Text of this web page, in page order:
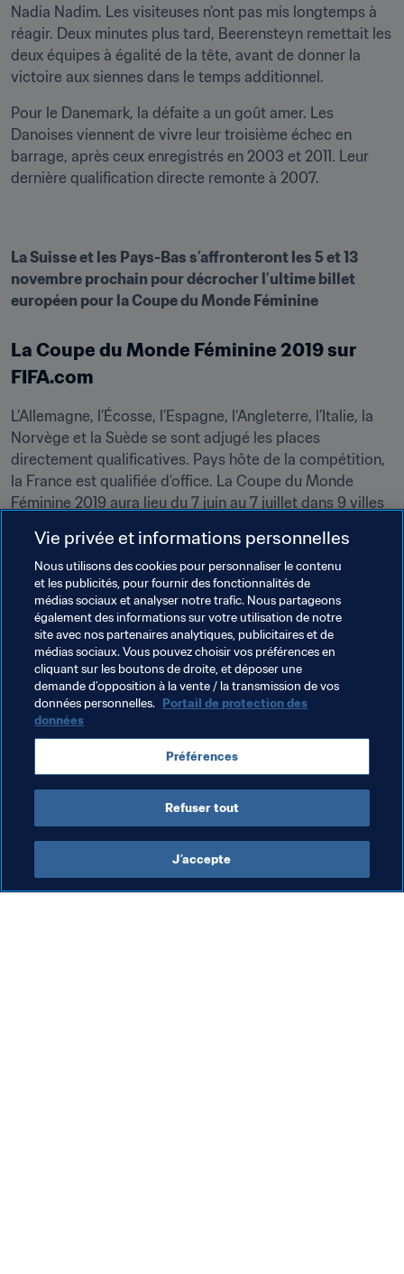
Nadia Nadim. Les visiteuses n’ont pas mis longtemps à
réagir. Deux minutes plus tard, Beerensteyn remettait les
deux équipes à égalité de la tête, avant de donner la
victoire aux siennes dans le temps additionnel.
Pour le Danemark, la défaite a un goût amer. Les
Danoises viennent de vivre leur troisième échec en
barrage, après ceux enregistrés en 2003 et 2011. Leur
dernière qualification directe remonte à 2007.
La Suisse et les Pays-Bas s’affronteront les 5 et 13
novembre prochain pour décrocher l’ultime billet
européen pour la Coupe du Monde Féminine
La Coupe du Monde Féminine 2019 sur
FIFA.com
L’Allemagne, l’Écosse, l’Espagne, l’Angleterre, l’Italie, la
Norvège et la Suède se sont adjugé les places
directement qualificatives. Pays hôte de la compétition,
la France est qualifiée d’office. La Coupe du Monde
Féminine 2019 aura lieu du 7 juin au 7 juillet dans 9 villes
Retrouvez les dernières informations sur le tournoi ici :
Site Internet officiel
Facebook
Twitter
Thèmes en lien
Netherlands Switzerland Denmark
Belgium
Vie privée et informations personnelles
Nous utilisons des cookies pour personnaliser le contenu
et les publicités, pour fournir des fonctionnalités de
médias sociaux et analyser notre trafic. Nous partageons
également des informations sur votre utilisation de notre
site avec nos partenaires analytiques, publicitaires et de
médias sociaux. Vous pouvez choisir vos préférences en
cliquant sur les boutons de droite, et déposer une
demande d’opposition à la vente / la transmission de vos
données personnelles. Portail de protection des
données
Préférences
Refuser tout
J’accepte